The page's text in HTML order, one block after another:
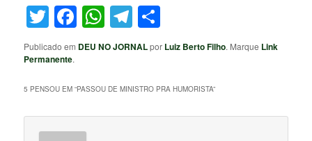
Twitter
Facebook
WhatsApp
Telegram
Publicado em DEU NO JORNALpor Luiz Berto Filho. Marque Link
Permanente.
5 PENSOU EM “PASSOU DE MINISTRO PRA HUMORISTA”